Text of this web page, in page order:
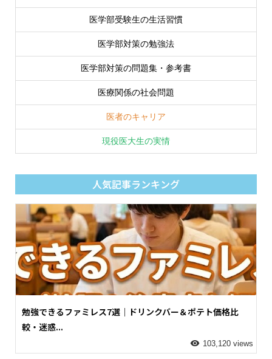
医学部受験生の生活習慣
医学部対策の勉強法
医学部対策の問題集・参考書
医療関係の社会問題
医者のキャリア
現役医大生の実情
人気記事ランキング
勉強できるファミレス7選｜ドリンクバー＆ポテト価格比
較・迷惑...
103,120 views